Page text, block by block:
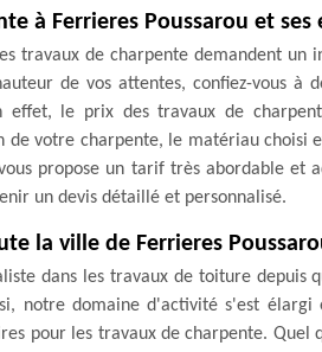
à Ferrieres Poussarou et ses
travaux de charpente demandent un
de vos attentes, confiez-vous à
effet, le prix des travaux de
votre charpente, le matériau choisi
propose un tarif très abordable et
un devis détaillé et personnalisé.
la ville de Ferrieres
dans les travaux de toiture depuis
notre domaine d'activité s'est
pour les travaux de charpente. Quel